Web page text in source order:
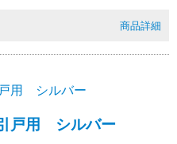
商品詳細
戸用 シルバー